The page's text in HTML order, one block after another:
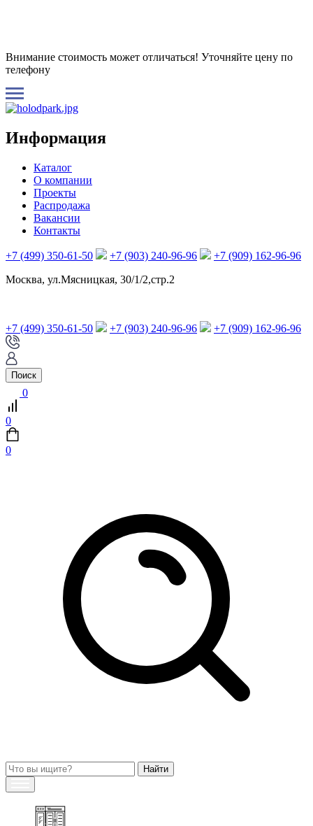
Внимание стоимость может отличаться! Уточняйте цену по
телефону
Информация
Каталог
О компании
Проекты
Распродажа
Вакансии
Контакты
+7 (499) 350-61-50 +7 (903) 240-96-96
+7 (909) 162-96-96
Москва, ул.Мясницкая, 30/1/2,стр.2
+7 (499) 350-61-50 +7 (903) 240-96-96 +7 (909) 162-96-96
Поиск
0
0
0